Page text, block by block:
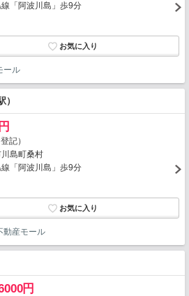
線「阿波川島」歩9分
ール
記）
島町桑村
線「阿波川島」歩9分
動産モール
円